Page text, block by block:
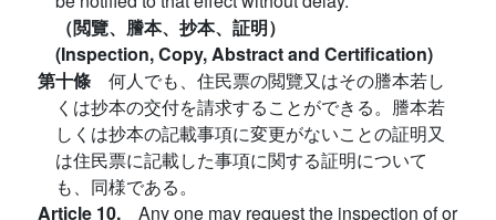
（閲覽、謄本、抄本、証明）
(Inspection, Copy, Abstract and Certification)
第十條 何人でも、住民票の閲覽又はその謄本若し
くは抄本の交付を請求することができる。謄本若
しくは抄本の記載事項に変更がないことの証明又
は住民票に記載した事項に関する証明について
も、同様である。
Article 10. Any one may request the inspection of or